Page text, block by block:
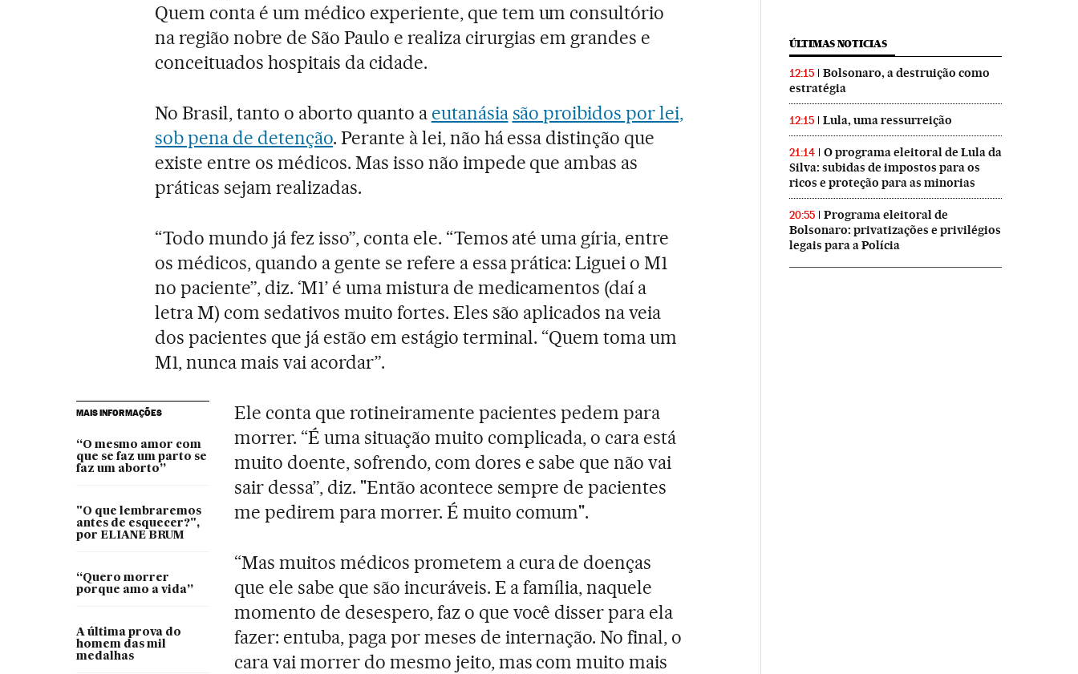
Quem conta é um médico experiente, que tem um consultório
na região nobre de São Paulo e realiza cirurgias em grandes e
conceituados hospitais da cidade.
No Brasil, tanto o aborto quanto a eutanásiasão proibidos por lei,
sob pena de detenção. Perante à lei, não há essa distinção que
existe entre os médicos. Mas isso não impede que ambas as
práticas sejam realizadas.
“Todo mundo já fez isso”, conta ele. “Temos até uma gíria, entre
os médicos, quando a gente se refere a essa prática: Liguei o M1
no paciente”, diz. ‘M1’ é uma mistura de medicamentos (daí a
letra M) com sedativos muito fortes. Eles são aplicados na veia
dos pacientes que já estão em estágio terminal. “Quem toma um
M1, nunca mais vai acordar”.
MAIS INFORMAÇÕES
“O mesmo amor com
que se faz um parto se
faz um aborto”
"O que lembraremos
antes de esquecer?",
por ELIANE BRUM
“Quero morrer
porque amo a vida”
A última prova do
homem das mil
medalhas
Ele conta que rotineiramente pacientes pedem para
morrer. “É uma situação muito complicada, o cara está
muito doente, sofrendo, com dores e sabe que não vai
sair dessa”, diz. "Então acontece sempre de pacientes
me pedirem para morrer. É muito comum".
“Mas muitos médicos prometem a cura de doenças
que ele sabe que são incuráveis. E a família, naquele
momento de desespero, faz o que você disser para ela
fazer: entuba, paga por meses de internação. No final, o
cara vai morrer do mesmo jeito, mas com muito mais
ÚLTIMAS NOTICIAS
12:15
Bolsonaro, a destruição como
estratégia
12:15 Lula, uma ressurreição
21:14
O programa eleitoral de Lula da
Silva: subidas de impostos para os
ricos e proteção para as minorias
20:55
Programa eleitoral de
Bolsonaro: privatizações e privilégios
legais para a Polícia